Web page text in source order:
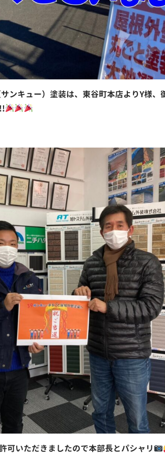
ンキュー）塗装は、東谷町本店よりY様、
可いただきましたので本部長とパシャリ